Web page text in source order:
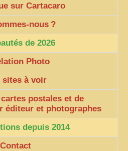
sur Cartacaro
nous ?
de 2026
Photo
sites à voir
postales et de
éditeur et photographes
depuis 2014
Contact